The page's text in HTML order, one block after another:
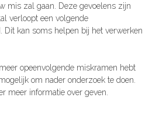
mis zal gaan. Deze gevoelens zijn
verloopt een volgende
Dit kan soms helpen bij het verwerken
opeenvolgende miskramen hebt
om nader onderzoek te doen.
meer informatie over geven.